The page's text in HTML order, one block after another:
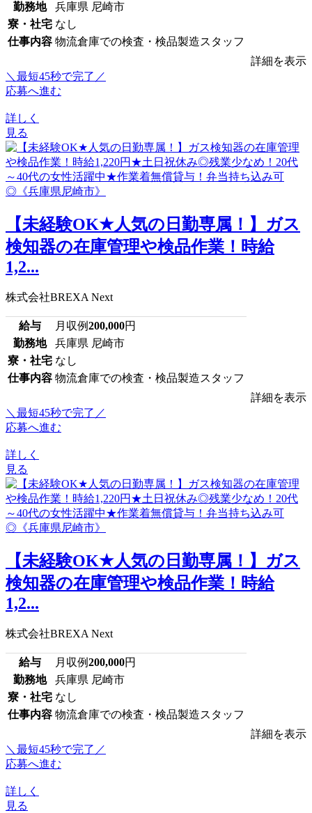
勤務地
兵庫県 尼崎市
寮・社宅 なし
仕事内容 物流倉庫での検査・検品製造スタッフ
詳細を表示
＼最短45秒で完了／
応募へ進む
詳しく
見る
【未経験OK★人気の日勤専属！】ガス
検知器の在庫管理や検品作業！時給
1,2...
株式会社BREXA Next
給与 月収例200,000円
勤務地
兵庫県 尼崎市
寮・社宅 なし
仕事内容 物流倉庫での検査・検品製造スタッフ
詳細を表示
＼最短45秒で完了／
応募へ進む
詳しく
見る
【未経験OK★人気の日勤専属！】ガス
検知器の在庫管理や検品作業！時給
1,2...
株式会社BREXA Next
給与 月収例200,000円
勤務地
兵庫県 尼崎市
寮・社宅 なし
仕事内容 物流倉庫での検査・検品製造スタッフ
詳細を表示
＼最短45秒で完了／
応募へ進む
詳しく
見る